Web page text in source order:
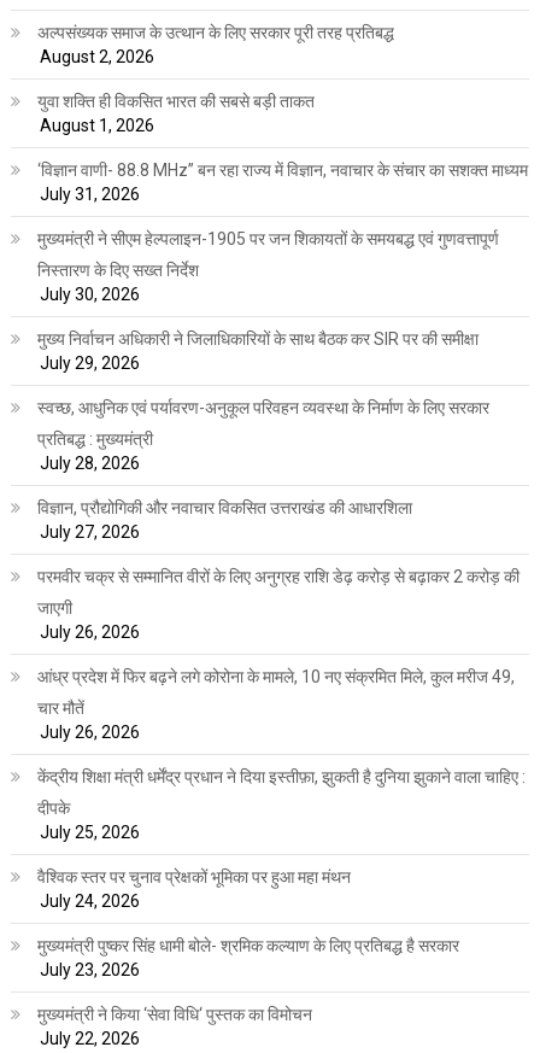
अल्पसंख्यक समाज के उत्थान के लिए सरकार पूरी तरह प्रतिबद्ध
August 2, 2026
युवा शक्ति ही विकसित भारत की सबसे बड़ी ताकत
August 1, 2026
‘विज्ञान वाणी- 88.8 MHz” बन रहा राज्य में विज्ञान, नवाचार के संचार का सशक्त माध्यम
July 31, 2026
मुख्यमंत्री ने सीएम हेल्पलाइन-1905 पर जन शिकायतों के समयबद्ध एवं गुणवत्तापूर्ण
निस्तारण के दिए सख्त निर्देश
July 30, 2026
मुख्य निर्वाचन अधिकारी ने जिलाधिकारियों के साथ बैठक कर SIR पर की समीक्षा
July 29, 2026
स्वच्छ, आधुनिक एवं पर्यावरण-अनुकूल परिवहन व्यवस्था के निर्माण के लिए सरकार
प्रतिबद्ध : मुख्यमंत्री
July 28, 2026
विज्ञान, प्रौद्योगिकी और नवाचार विकसित उत्तराखंड की आधारशिला
July 27, 2026
परमवीर चक्र से सम्मानित वीरों के लिए अनुग्रह राशि डेढ़ करोड़ से बढ़ाकर 2 करोड़ की
जाएगी
July 26, 2026
आंध्र प्रदेश में फिर बढ़ने लगे कोरोना के मामले, 10 नए संक्रमित मिले, कुल मरीज 49,
चार मौतें
July 26, 2026
केंद्रीय शिक्षा मंत्री धर्मेंद्र प्रधान ने दिया इस्तीफ़ा, झुकती है दुनिया झुकाने वाला चाहिए :
दीपके
July 25, 2026
वैश्विक स्तर पर चुनाव प्रेक्षकों भूमिका पर हुआ महा मंथन
July 24, 2026
मुख्यमंत्री पुष्कर सिंह धामी बोले- श्रमिक कल्याण के लिए प्रतिबद्ध है सरकार
July 23, 2026
मुख्यमंत्री ने किया ‘सेवा विधि‘ पुस्तक का विमोचन
July 22, 2026